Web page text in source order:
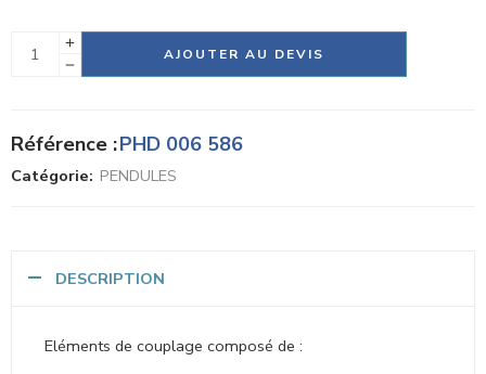
AJOUTER AU DEVIS
Alternative:
Référence :PHD 006 586
Catégorie: PENDULES
DESCRIPTION
Eléments de couplage composé de :